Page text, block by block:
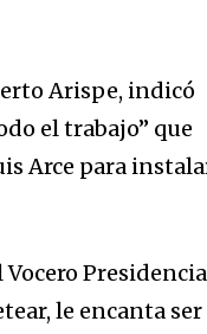
Arispe, indicó
el trabajo” que
Arce para
le encanta ser